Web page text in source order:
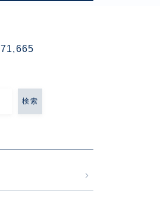
71,665
検索